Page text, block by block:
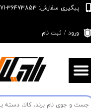
پیگیری سفارش: 36473853-071
ورود / ثبت نام
تغییر گذر واژه
سفارشات